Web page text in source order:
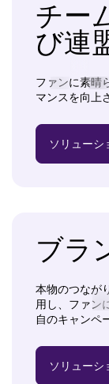
チー
び連
ファンに素晴
マンスを向上
ソリューシ
ブラ
本物のつなが
用し、ファン
自のキャンペ
ソリューシ